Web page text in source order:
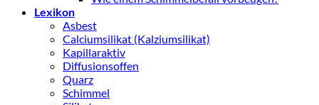
Lexikon
Asbest
Calciumsilikat (Kalziumsilikat)
Kapillaraktiv
Diffusionsoffen
Quarz
Schimmel